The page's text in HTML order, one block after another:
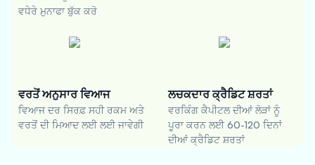
ਵਧੇਰੇ ਮੁਨਾਫਾ ਬੁੱਕ ਕਰੋ
ਵਰਤੋਂ ਅਨੁਸਾਰ ਵਿਆਜ
ਵਿਆਜ ਦਰ ਸਿਰਫ਼ ਸਹੀ ਰਕਮ ਅਤੇ
ਵਰਤੋਂ ਦੀ ਮਿਆਦ ਲਈ ਲਈ ਜਾਵੇਗੀ
ਲਚਕਦਾਰ ਕ੍ਰੈਡਿਟ ਸ਼ਰਤਾਂ
ਵਰਕਿੰਗ ਕੈਪੀਟਲ ਦੀਆਂ ਲੋੜਾਂ ਨੂੰ
ਪੂਰਾ ਕਰਨ ਲਈ 60-120 ਦਿਨਾਂ
ਦੀਆਂ ਕ੍ਰੈਡਿਟ ਸ਼ਰਤਾਂ